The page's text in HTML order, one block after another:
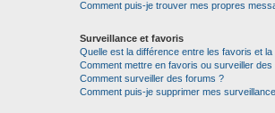
Comment puis-je trouver mes propres
Surveillance et favoris
Quelle est la différence entre les favoris et
Comment mettre en favoris ou surveiller des
Comment surveiller des forums ?
Comment puis-je supprimer mes